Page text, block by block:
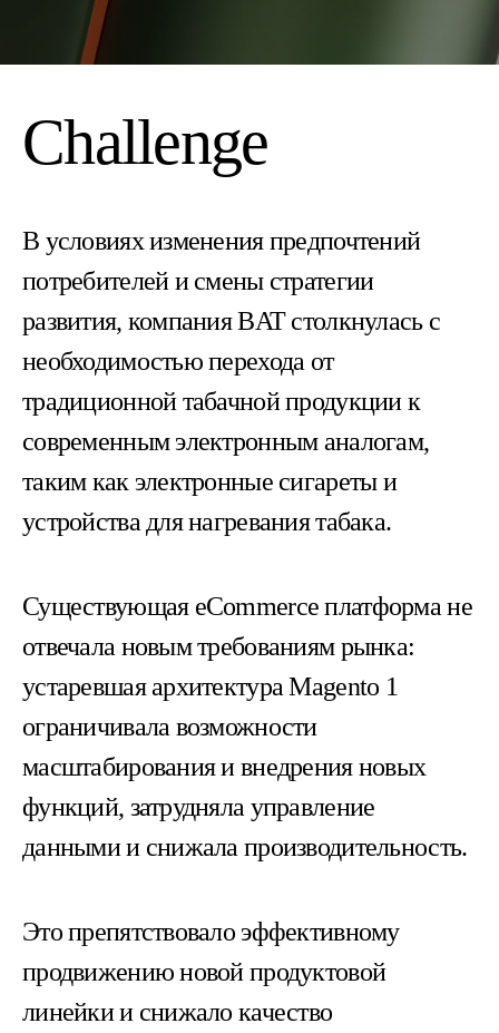
Challenge
В условиях изменения предпочтений
потребителей и смены стратегии
развития, компания BAT столкнулась с
необходимостью перехода от
традиционной табачной продукции к
современным электронным аналогам,
таким как электронные сигареты и
устройства для нагревания табака.
Существующая eCommerce платформа не
отвечала новым требованиям рынка:
устаревшая архитектура Magento 1
ограничивала возможности
масштабирования и внедрения новых
функций, затрудняла управление
данными и снижала производительность.
Это препятствовало эффективному
продвижению новой продуктовой
линейки и снижало качество